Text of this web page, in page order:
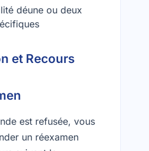
déune ou deux
et Recours
est refusée, vous
un réexamen